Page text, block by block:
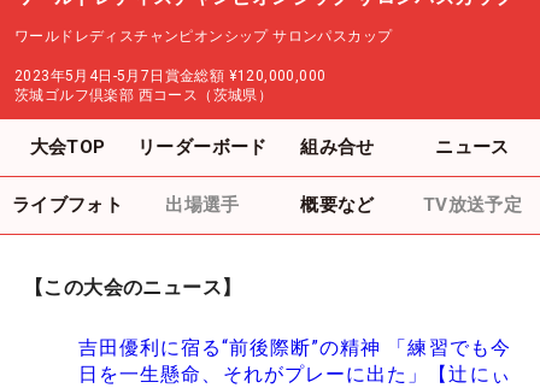
ワールドレディスチャンピオンシップ サロンパスカップ
2023年5月4日-5月7日 賞金総額 ¥120,000,000
茨城ゴルフ倶楽部 西コース（茨城県）
大会TOP リーダーボード 組み合せ ニュース
ライブフォト 出場選手 概要など TV放送予定
【この大会のニュース】
吉田優利に宿る“前後際断”の精神 「練習でも今
日を一生懸命、それがプレーに出た」【辻にぃ